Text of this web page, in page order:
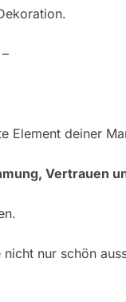
Element deiner
Vertrauen
nur schön